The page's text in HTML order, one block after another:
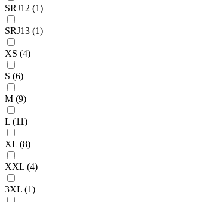
SRJ12 (1)
SRJ13 (1)
XS (4)
S (6)
M (9)
L (11)
XL (8)
XXL (4)
3XL (1)